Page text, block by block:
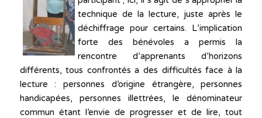
technique de la lecture, juste après le
déchiffrage pour certains. L’implication
forte des bénévoles a permis la
rencontre d’apprenants d’horizons
différents, tous confrontés a des difficultés face à la
lecture : personnes d’origine étrangère, personnes
handicapées, personnes illettrées, le dénominateur
commun étant l’envie de progresser et de lire, tout